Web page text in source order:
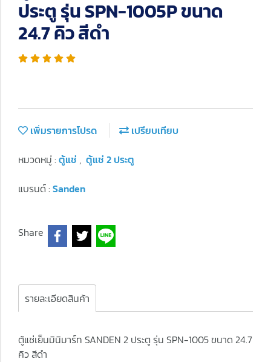
ประตู รุ่น SPN-1005P ขนาด
24.7 คิว สีดำ
เพิ่มรายการโปรด
เปรียบเทียบ
หมวดหมู่ : ตู้แช่ , ตู้แช่ 2 ประตู
แบรนด์ : Sanden
Share
รายละเอียดสินค้า
ตู้แช่เย็นมินิมาร์ท SANDEN 2 ประตู รุ่น SPN-1005 ขนาด 24.7
คิว สีดำ